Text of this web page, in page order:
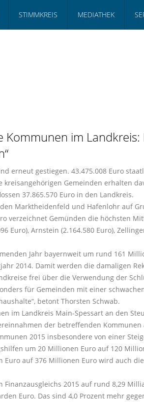
STIMMKREIS MEDIATHEK
Kommunen im
erneut gestiegen. 43.475.008 Euro
Gemeinden erhalten
37.865.570 Euro in den Landkreis.
Marktheidenfeld und Hafenlohr auf
verzeichnet Gemünden die höchsten
Euro), Arnstein (2.164.580 Euro),
Jahr bayernweit um rund 161
2014. Damit werden die damaligen
frei über die Verwendung der
für Gemeinden mit einer
betont Thorsten Schwab.
im Landkreis Main-Spessart an den
der betreffenden Kommunen
2015 insbesondere von einer
um 20 Millionen Euro auf 120
auf 376 Millionen Euro wird auch
2015 auf rund 8,29
Euro. Das sind 4,0 Prozent mehr